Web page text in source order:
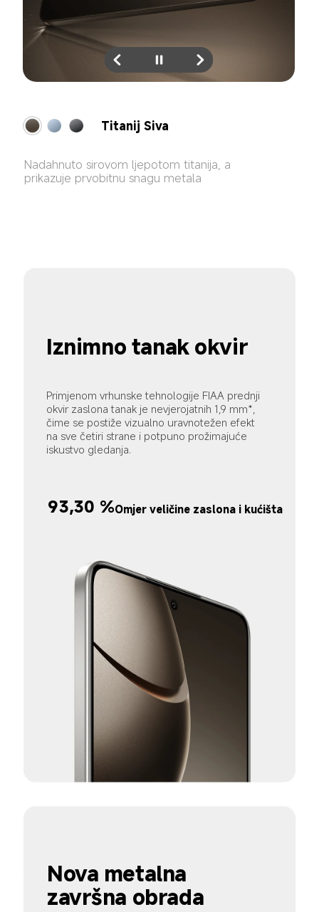
Titanij Plava
Svjetlucava srebrnoplava zrači privlačnom
svjetlošću
Iznimno tanak okvir
Primjenom vrhunske tehnologije FIAA prednji
okvir zaslona tanak je nevjerojatnih 1,9 mm*,
čime se postiže vizualno uravnotežen efekt
na sve četiri strane i potpuno prožimajuće
iskustvo gledanja.
93,30 %Omjer veličine zaslona i kućišta
Nova metalna
završna obrada